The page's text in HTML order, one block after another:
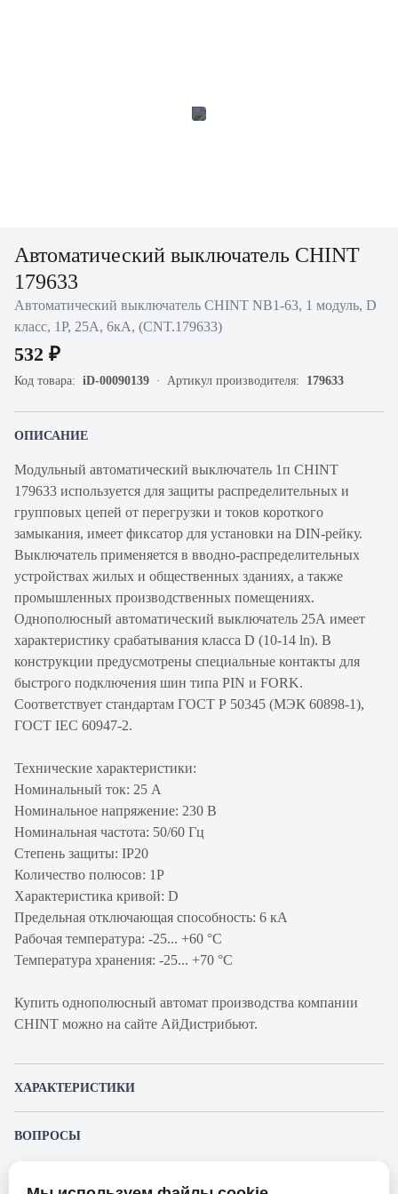
Автоматический выключатель CHINT
179633
Автоматический выключатель CHINT NB1-63, 1 модуль, D
класс, 1P, 25А, 6кА, (CNT.179633)
532 ₽
Код товара: iD-00090139 Артикул производителя: 179633
ОПИСАНИЕ
Модульный автоматический выключатель 1п CHINT
179633 используется для защиты распределительных и
групповых цепей от перегрузки и токов короткого
замыкания, имеет фиксатор для установки на DIN-рейку.
Выключатель применяется в вводно-распределительных
устройствах жилых и общественных зданиях, а также
промышленных производственных помещениях.
Однополюсный автоматический выключатель 25А имеет
характеристику срабатывания класса D (10-14 ln). В
конструкции предусмотрены специальные контакты для
быстрого подключения шин типа PIN и FORK.
Соответствует стандартам ГОСТ Р 50345 (МЭК 60898-1),
ГОСТ IEC 60947-2.
Технические характеристики:
Номинальный ток: 25 А
Номинальное напряжение: 230 В
Номинальная частота: 50/60 Гц
Степень защиты: IP20
Количество полюсов: 1P
Характеристика кривой: D
Предельная отключающая способность: 6 кА
Рабочая температура: -25... +60 °C
Температура хранения: -25... +70 °C
Купить однополюсный автомат производства компании
CHINT можно на сайте АйДистрибьют.
ХАРАКТЕРИСТИКИ
ВОПРОСЫ